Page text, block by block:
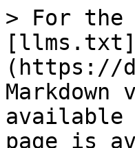
> For the
[llms.txt]
(https://
available
page is